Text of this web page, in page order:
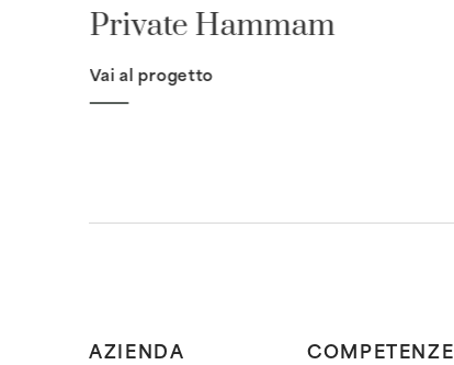
Private Hammam
Vai al progetto
AZIENDA COMPETENZE